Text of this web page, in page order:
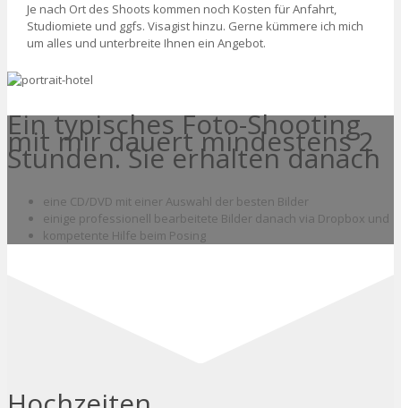
Je nach Ort des Shoots kommen noch Kosten für Anfahrt,
Studiomiete und ggfs. Visagist hinzu. Gerne kümmere ich mich
um alles und unterbreite Ihnen ein Angebot.
Ein typisches Foto-Shooting
mit mir dauert mindestens 2
Stunden. Sie erhalten danach
eine CD/DVD mit einer Auswahl der besten Bilder
einige professionell bearbeitete Bilder danach via Dropbox und
kompetente Hilfe beim Posing